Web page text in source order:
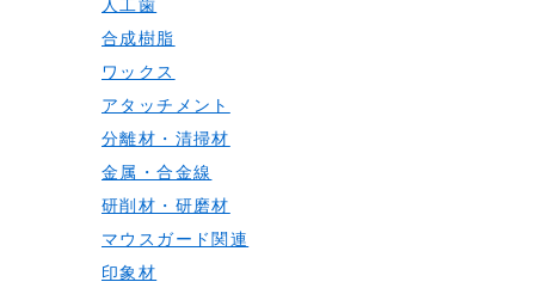
人工歯
合成樹脂
ワックス
アタッチメント
分離材・清掃材
金属・合金線
研削材・研磨材
マウスガード関連
印象材